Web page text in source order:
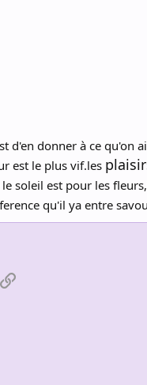
d'en donner à ce qu'on
est le plus vif.les
soleil est pour les
qu'il ya entre
Lien